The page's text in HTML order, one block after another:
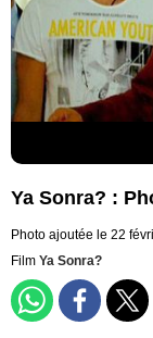
Ya Sonra? :
Photo ajoutée le 22
Film Ya Sonra?